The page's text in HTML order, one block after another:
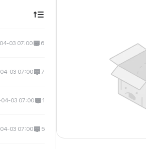
03 07:00 6
03 07:00 7
03 07:00 1
03 07:00 5